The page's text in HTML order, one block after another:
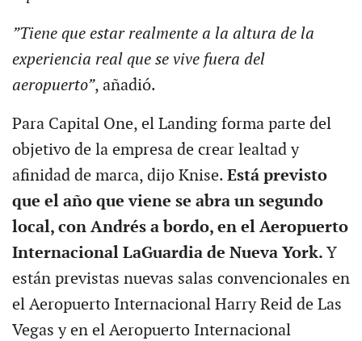
”Tiene que estar realmente a la altura de la
experiencia real que se vive fuera del
aeropuerto”, añadió.
Para Capital One, el Landing forma parte del
objetivo de la empresa de crear lealtad y
afinidad de marca, dijo Knise. Está previsto
que el año que viene se abra un segundo
local, con Andrés a bordo, en el Aeropuerto
Internacional LaGuardia de Nueva York. Y
están previstas nuevas salas convencionales en
el Aeropuerto Internacional Harry Reid de Las
Vegas y en el Aeropuerto Internacional